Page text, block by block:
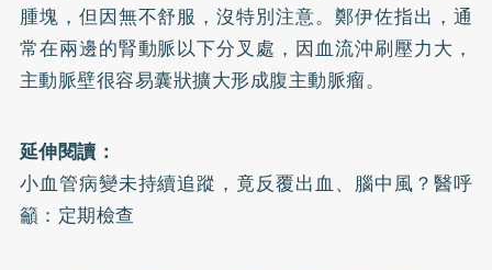
腫塊，但因無不舒服，沒特別注意。鄭伊佐指出，通
常在兩邊的腎動脈以下分叉處，因血流沖刷壓力大，
主動脈壁很容易囊狀擴大形成腹主動脈瘤。
延伸閱讀：
小血管病變未持續追蹤，竟反覆出血、腦中風？醫呼
籲：定期檢查